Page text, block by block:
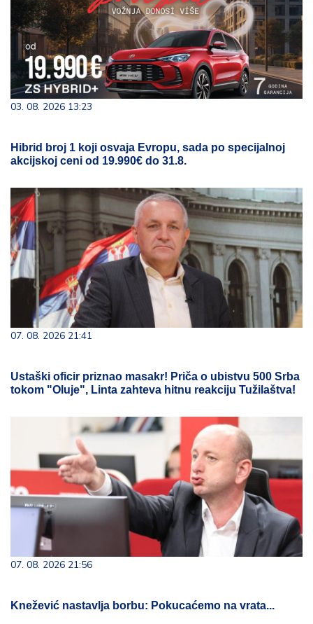
03. 08. 2026 13:23
Hibrid broj 1 koji osvaja Evropu, sada po specijalnoj
akcijskoj ceni od 19.990€ do 31.8.
07. 08. 2026 21:41
Ustaški oficir priznao masakr! Priča o ubistvu 500 Srba
tokom "Oluje", Linta zahteva hitnu reakciju Tužilaštva!
07. 08. 2026 21:56
Knežević nastavlja borbu: Pokucaćemo na vrata...